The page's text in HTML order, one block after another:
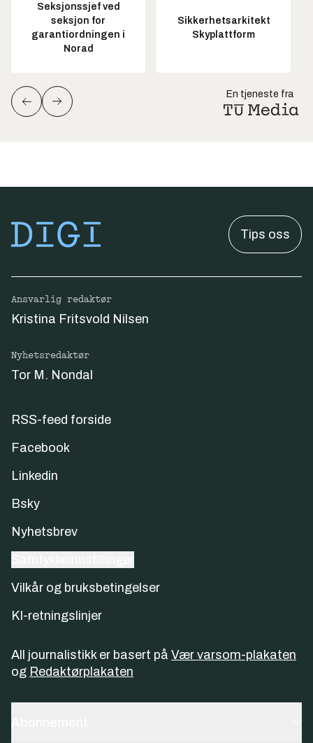
Seksjonssjef ved
seksjon for
garantiordningen i
Norad
Sikkerhetsarkitekt
Skyplattform
En tjeneste fra
Tips oss
Ansvarlig redaktør
Kristina Fritsvold Nilsen
Nyhetsredaktør
Tor M. Nondal
RSS-feed forside
Facebook
Linkedin
Bsky
Nyhetsbrev
Vilkår og bruksbetingelser
KI-retningslinjer
All journalistikk er basert på Vær varsom-plakaten
og Redaktørplakaten